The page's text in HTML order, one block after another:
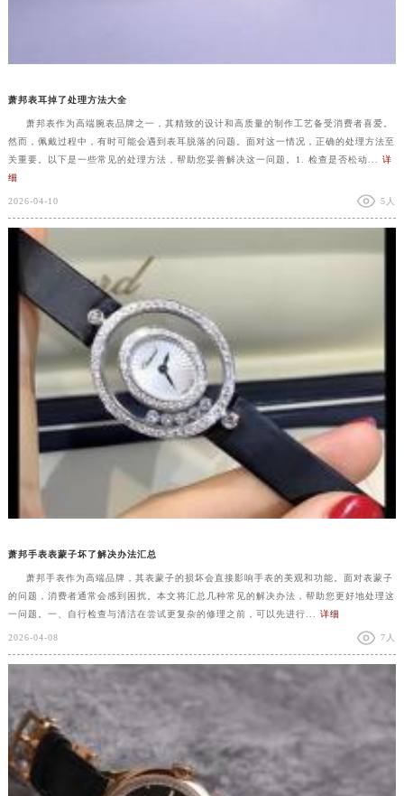
萧邦表耳掉了处理方法大全
萧邦表作为高端腕表品牌之一，其精致的设计和高质量的制作工艺备受消费者喜爱。
然而，佩戴过程中，有时可能会遇到表耳脱落的问题。面对这一情况，正确的处理方法至
关重要。以下是一些常见的处理方法，帮助您妥善解决这一问题。1. 检查是否松动... 详
细
2026-04-10 5人
萧邦手表表蒙子坏了解决办法汇总
萧邦手表作为高端品牌，其表蒙子的损坏会直接影响手表的美观和功能。面对表蒙子
的问题，消费者通常会感到困扰。本文将汇总几种常见的解决办法，帮助您更好地处理这
一问题。一、自行检查与清洁在尝试更复杂的修理之前，可以先进行... 详细
2026-04-08 7人